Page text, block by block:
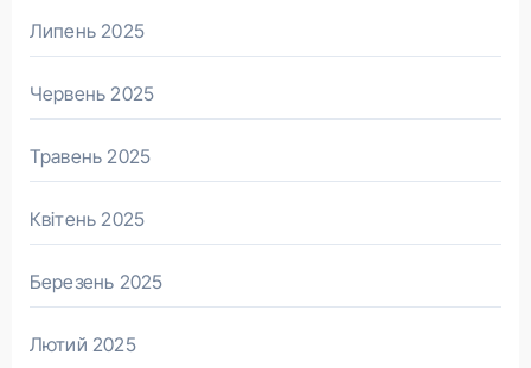
Липень 2025
Червень 2025
Травень 2025
Квітень 2025
Березень 2025
Лютий 2025